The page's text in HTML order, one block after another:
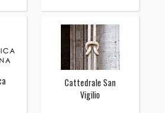
Cattedrale San
Vigilio